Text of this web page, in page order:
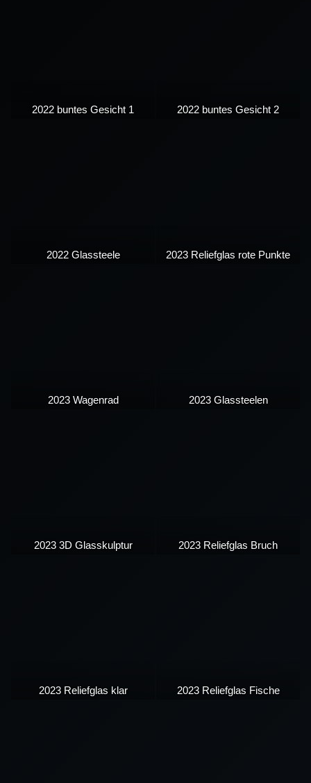
2022 buntes Gesicht 1 2022 buntes Gesicht 2
2022 Glassteele 2023 Reliefglas rote Punkte
2023 Wagenrad 2023 Glassteelen
2023 3D Glasskulptur 2023 Reliefglas Bruch
2023 Reliefglas klar 2023 Reliefglas Fische